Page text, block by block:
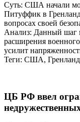
Суть: США начали
Питуффик в
вопросах своей
Анализ: Данный шаг
расширения
усилит
Теги: США,
ЦБ РФ ввел